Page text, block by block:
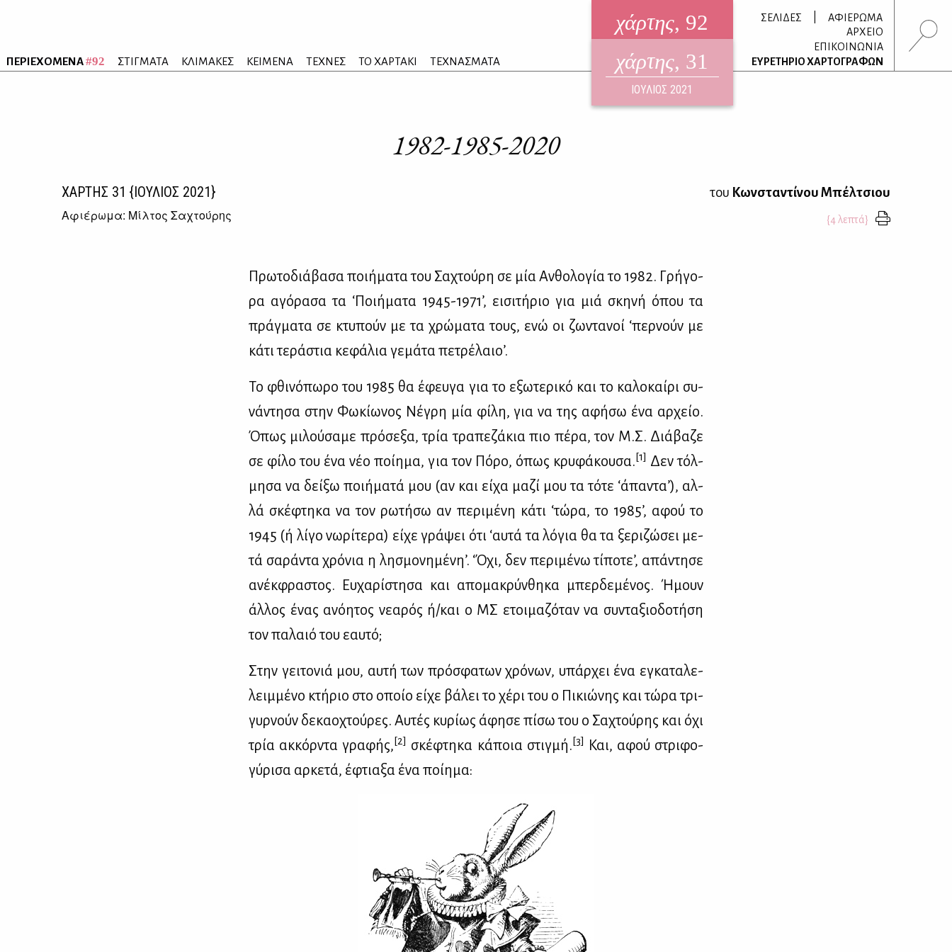
ΠΕΡΙΕΧΟΜΕΝΑ#92 ΣΤΙΓΜΑΤΑ ΚΛΙΜΑΚΕΣ ΚΕΙΜΕΝΑ ΤΕΧΝΕΣ ΤΟ ΧΑΡΤΑΚΙ ΤΕΧΝΑΣΜΑΤΑ
χάρτης, 92
ηλεκτρονικό περιοδικό
ΑΥΓΟΥΣΤΟΣ 2026
χάρτης, 31
ΙΟΥΛΙΟΣ 2021
ΣΕΛΙΔΕΣ
ΑΦΙΕΡΩΜΑ
ΑΡΧΕΙΟ
ΕΠΙΚΟΙΝΩΝΙΑ
ΕΥΡΕΤΗΡΙΟ ΧΑΡΤΟΓΡΑΦΩΝ
1982-1985-2020
ΧΑΡΤΗΣ 31 {ΙΟΥΛΙΟΣ 2021}
Αφιέρωμα: Μίλτος Σαχτούρης
του Κωνσταντίνου Μπέλτσιου
{4 λεπτά}
Πρω­το­διά­βα­σα ποι­ή­μα­τα του Σα­χτού­ρη σε μία Αν­θο­λο­γία το 1982. Γρή­γο­
ρα αγό­ρα­σα τα ‘Ποι­ή­μα­τα 1945-1971’, ει­σι­τή­ριο για μιά σκη­νή όπου τα
πράγ­μα­τα σε κτυ­πούν με τα χρώ­μα­τα τους, ενώ οι ζω­ντα­νοί ‘περ­νούν με
κά­τι τε­ρά­στια κε­φά­λια γε­μά­τα πε­τρέ­λαιο’.
Το φθι­νό­πω­ρο του 1985 θα έφευ­γα για το εξω­τε­ρι­κό και το κα­λο­καί­ρι συ­
νά­ντη­σα στην Φω­κί­ω­νος Νέ­γρη μία φί­λη, για να της αφή­σω ένα αρ­χείο.
Όπως μι­λού­σα­με πρό­σε­ξα, τρία τρα­πε­ζά­κια πιο πέ­ρα, τον Μ.Σ. Διά­βα­ζε
σε φί­λο του ένα νέο ποί­η­μα, για τον Πό­ρο, όπως κρυ­φά­κου­σα. [1] Δεν τόλ­
μη­σα να δεί­ξω ποι­ή­μα­τά μου (αν και εί­χα μα­ζί μου τα τό­τε ‘άπα­ντα’), αλ­
λά σκέ­φτη­κα να τον ρω­τή­σω αν πε­ρι­μέ­νη κά­τι ‘τώ­ρα, το 1985’, αφού το
1945 (ή λί­γο νω­ρί­τε­ρα) εί­χε γρά­ψει ότι ‘αυ­τά τα λό­για θα τα ξε­ρι­ζώ­σει με­
τά σα­ρά­ντα χρό­νια η λη­σμο­νη­μέ­νη’. ‘Όχι, δεν πε­ρι­μέ­νω τί­πο­τε’, απά­ντη­σε
ανέκ­φρα­στος. Ευ­χα­ρί­στη­σα και απο­μα­κρύν­θη­κα μπερ­δε­μέ­νος. Ήμουν
άλ­λος ένας ανό­η­τος νε­α­ρός ή/και ο ΜΣ ετοι­μα­ζό­ταν να συ­ντα­ξιο­δο­τή­ση
τον πα­λαιό του εαυ­τό;
Στην γει­το­νιά μου, αυ­τή των πρό­σφα­των χρό­νων, υπάρ­χει ένα εγκα­τα­λε­
λειμ­μέ­νο κτή­ριο στο οποίο εί­χε βά­λει το χέ­ρι του ο Πι­κιώ­νης και τώ­ρα τρι­
γυρ­νούν δε­κα­ο­χτού­ρες. Αυ­τές κυ­ρί­ως άφη­σε πί­σω του ο Σα­χτού­ρης και όχι
τρία ακ­κόρ­ντα γρα­φής, [2] σκέ­φτη­κα κά­ποια στιγ­μή. [3]
Και, αφού στρι­φο­
γύ­ρι­σα αρ­κε­τά, έφτια­ξα ένα ποί­η­μα: